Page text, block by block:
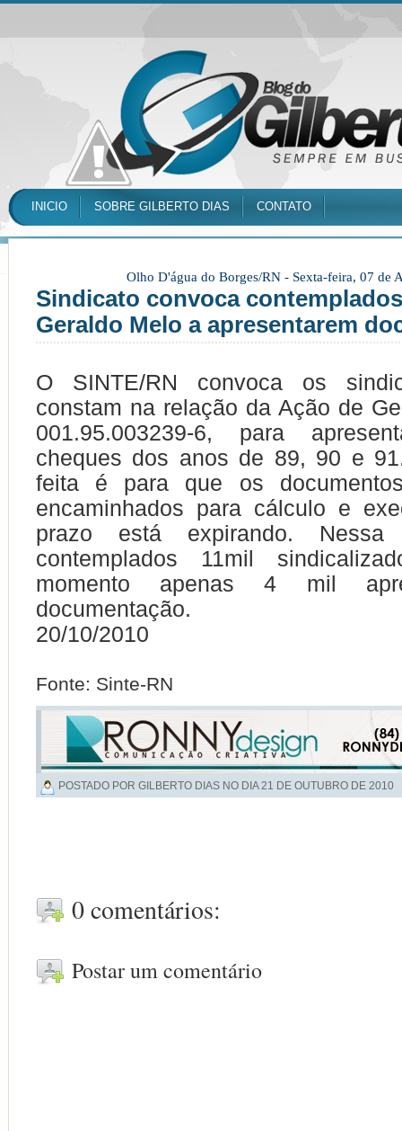
INICIO SOBRE GILBERTO DIAS CONTATO
Olho D'água do Borges/RN - Sexta-feira, 07 de
Sindicato convoca
Geraldo Melo a apresentarem
O SINTE/RN convoca os
constam na relação da Ação de
001.95.003239-6, para
cheques dos anos de 89, 90 e
feita é para que os
encaminhados para cálculo e
prazo está expirando.
contemplados 11mil
momento apenas 4 mil
documentação.
20/10/2010
Fonte: Sinte-RN
POSTADO POR GILBERTO DIAS NO DIA 21 DE OUTUBRO DE 2010
0 comentários:
Postar um comentário